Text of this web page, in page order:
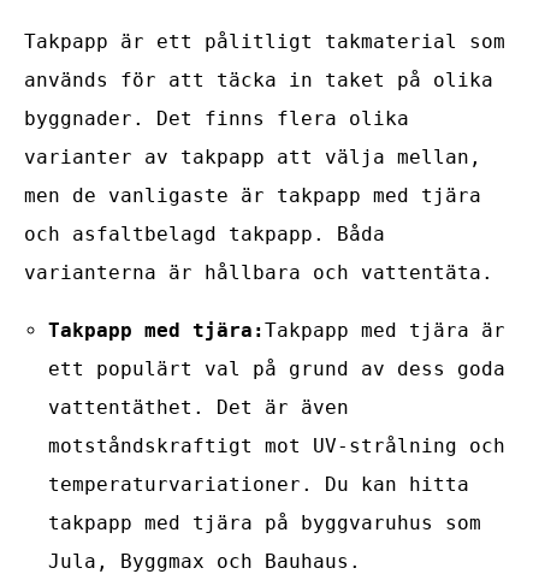
Takpapp är ett pålitligt takmaterial som
används för att täcka in taket på olika
byggnader. Det finns flera olika
varianter av takpapp att välja mellan,
men de vanligaste är takpapp med tjära
och asfaltbelagd takpapp. Båda
varianterna är hållbara och vattentäta.
Takpapp med tjära:Takpapp med tjära är
ett populärt val på grund av dess goda
vattentäthet. Det är även
motståndskraftigt mot UV-strålning och
temperaturvariationer. Du kan hitta
takpapp med tjära på byggvaruhus som
Jula, Byggmax och Bauhaus.